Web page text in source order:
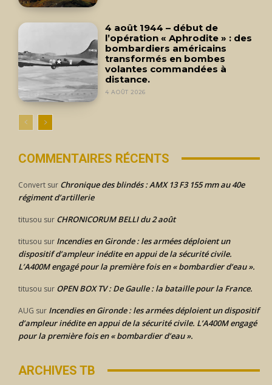
4 août 1944 – début de
l’opération « Aphrodite » : des
bombardiers américains
transformés en bombes
volantes commandées à
distance.
4 AOÛT 2026
COMMENTAIRES RÉCENTS
Convert sur Chronique des blindés : AMX 13 F3 155 mm au 40e
régiment d’artillerie
titusou sur CHRONICORUM BELLI du 2 août
titusou sur Incendies en Gironde : les armées déploient un
dispositif d’ampleur inédite en appui de la sécurité civile.
L’A400M engagé pour la première fois en « bombardier d’eau ».
titusou sur OPEN BOX TV : De Gaulle : la bataille pour la France.
AUG sur Incendies en Gironde : les armées déploient un dispositif
d’ampleur inédite en appui de la sécurité civile. L’A400M engagé
pour la première fois en « bombardier d’eau ».
ARCHIVES TB